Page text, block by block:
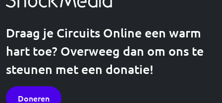
Draag je Circuits Online een warm
hart toe? Overweeg dan om ons te
steunen met een donatie!
Doneren